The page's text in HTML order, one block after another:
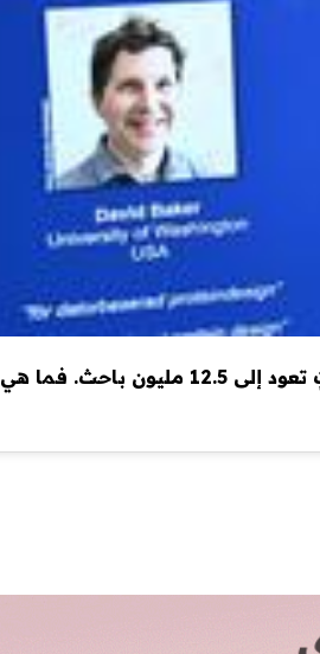
يبدو أن العمر يؤثر في احتمالية أن يُنتج الباحثون ابتكاراتٍ رائدة، وهذا ما أظهرته دراسةٌ حديثة حللت بياناتٍ تعود إلى 12.5 مليون باحث. فما هي